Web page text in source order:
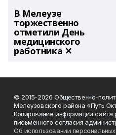
В Мелеузе
торжественно
отметили День
медицинского
работника ✕
© 2015-2026 Общественно-
Мелеузовского района «Путь
Копирование информации сайта
письменного согласия
Об использовании